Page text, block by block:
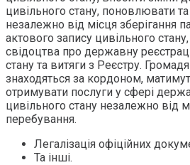
цивільного стану, поновлювати
незалежно від місця зберігання
актового запису цивільного
свідоцтва про державну
стану та витяги з Реєстру.
знаходяться за кордоном,
отримувати послуги у сфері
цивільного стану незалежно від
перебування.
Легалізація офіційних
Та інші.